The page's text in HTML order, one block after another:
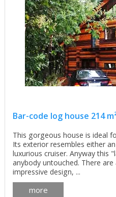
Bar-code log house 214
This gorgeous house is ideal
Its exterior resembles either
luxurious cruiser. Anyway this
anybody untouched. There
impressive design, ...
more